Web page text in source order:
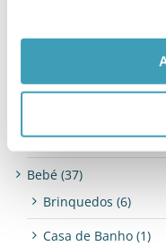
Categorias de
Alimentação (21)
Bebé (37)
Brinquedos (6)
Casa de Banho (1)